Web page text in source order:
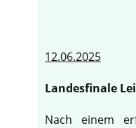
12.06.2025
Landesfinale
Nach einem